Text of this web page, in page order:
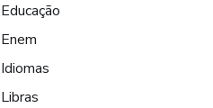
Educação
Enem
Idiomas
Libras